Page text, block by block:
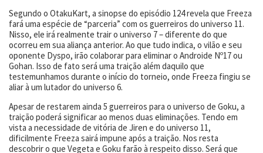
Segundo o OtakuKart, a sinopse do episódio 124 revela que Freeza
fará uma espécie de “parceria” com os guerreiros do universo 11.
Nisso, ele irá realmente trair o universo 7 – diferente do que
ocorreu em sua aliança anterior. Ao que tudo indica, o vilão e seu
oponente Dyspo, irão colaborar para eliminar o Androide Nº17 ou
Gohan. Isso de fato será uma traição além daquilo que
testemunhamos durante o início do torneio, onde Freeza fingiu se
aliar à um lutador do universo 6.
Apesar de restarem ainda 5 guerreiros para o universo de Goku, a
traição poderá significar ao menos duas eliminações. Tendo em
vista a necessidade de vitória de Jiren e do universo 11,
dificilmente Freeza sairá impune após a traição. Nos resta
descobrir o que Vegeta e Goku farão à respeito disso. Será que